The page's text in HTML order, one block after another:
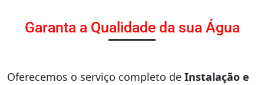
Garanta a Qualidade da sua Água
Oferecemos o serviço completo de Instalação e